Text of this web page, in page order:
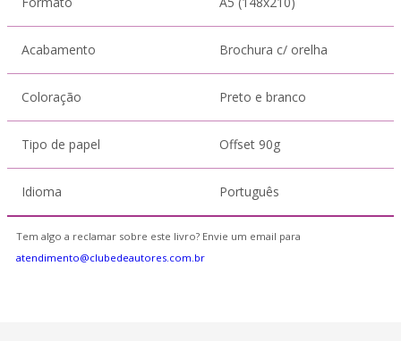
Acabamento Brochura c/ orelha
Coloração Preto e branco
Tipo de papel Offset 90g
Idioma Português
Tem algo a reclamar sobre este livro? Envie um email para
atendimento@clubedeautores.com.br